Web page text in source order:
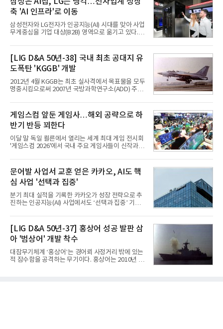
축 'AI 인프라'로 이동
삼성전자와 LG전자가 인공지능(AI) 시대를 맞아 사업
무게중심을 기업 대상(B2B) 영역으로 옮기고 있다.
접어든 가운데 삼성전자는 AI 반도체를 중심으로 데
이터센터 생태계 공략을 강화하고 LG전자는 냉각솔
루션·전장·로봇 등 기업용 솔루션 사업 확대에 속도를
내고 있다.9일 업계에 따르면 LG전자는 2분기 생활가
전과 프리미엄 제품 경쟁력에 더해 B2B 사업 확대 효
과로 수익성을 방어한 반면 삼성전자는 디바이스경험
(DX) 부문의 TV·생활가전 수익성이 악화됐다. 대신 삼
사업 확대
[LIG D&A 50년-38] 국내 최초 공대지 유
도폭탄 'KGGB' 개발
2012년 4월 KGGB는 최초 실사격에서 목표물을 모두
명중시킴으로써 2007년 국방과학연구소(ADD) 주관
체로 참여했다. 체계개발에는 총 400여억 원의 개발
비와 62개월의 기간이 소요됐다. 한국형 GPS 유도폭
탄 KGGB(Korea GPS Guided Bomb)는 국내 최초
의 공대지 유도폭탄으로 2012년에 최종 전투용 적합
판정을 받았다.우리 공군이 운용하는 모든 전투기에
탑재할 수 있는 KGGB는 일반목적폭탄(General
Purpose Bomb)에 장착하여 운용토록 개발됐다.이
는 조종사가 휴대하는 명령통신장치(PDU, P
게임스컴 앞둔 게임사…해외 공략으로 하
반기 반등 꾀한다
이달 말 독일 쾰른에서 열리는 세계 최대 게임 전시회
'게임스컴 2026'에서 국내 주요 게임사들이 신작과 글
체별로 엇갈린 가운데 하반기 신작 흥행과 해외 시장
성과가 실적을 좌우할 핵심 변수로 떠오르고 있다.8일
업계에 따르면 올해 상반기 게임업계는 기업별 성적
표가 크게 갈렸다. 대표적으로 크래프톤은 'PUBG: 배
틀그라운드'의 안정적인 성장에 힘입어 상반기 연결
기준 매출 2조6616억원, 영업이익 9725억원으로 역
대 최대 실적을 기록했다. 엔씨도 올해 출시한 '아이온
동기 대
문어발 사업서 교훈 얻은 카카오, AI도 핵
심 사업 '선택과 집중'
분기 최대 실적을 기록한 카카오가 성장 전략으로 추
진하는 인공지능(AI) 사업에서도 ‘선택과 집중’ 기조
라 투자에 나서는 것과 달리, 카카오는 ‘카카오톡’이
라는 플랫폼 경쟁력을 활용한 AI 에이전트 서비스에
집중하는 전략이다. 과거 무리한 사업 확장 과정에서
겪었던 시행착오를 되풀이하지 않고 핵심 역량에 집
중하겠다는 취지로 풀이된다.7일 업계에 따르면 카카
오는 올해 2분기 연결 기준 매출 2조985억원, 영업이
익 2770억원을 기록했다. 전년 동기 대비 매출과 영업
[LIG D&A 50년-37] 홍상어 성공 발판 삼
아 '범상어' 개발 착수
대잠무기체계 ‘홍상어’는 경어뢰 사정거리 밖에 있는
적 잠수함을 공격하는 무기이다. 홍상어는 2010년 넥